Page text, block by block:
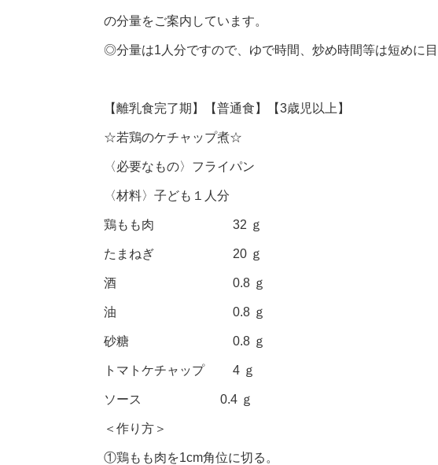
の分量をご案内しています。
◎分量は1人分ですので、ゆで時間、炒め時間等は短めに目
【離乳食完了期】【普通食】【3歳児以上】
☆若鶏のケチャップ煮☆
〈必要なもの〉フライパン
〈材料〉子ども１人分
鶏もも肉 32 ｇ
たまねぎ 20 ｇ
酒 0.8 ｇ
油 0.8 ｇ
砂糖 0.8 ｇ
トマトケチャップ 4 ｇ
ソース 0.4 ｇ
＜作り方＞
①鶏もも肉を1cm角位に切る。